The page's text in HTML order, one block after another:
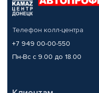
Телефон колл-центра
+7 949 00-00-550
Пн-Вс с 9.00 до 18.00